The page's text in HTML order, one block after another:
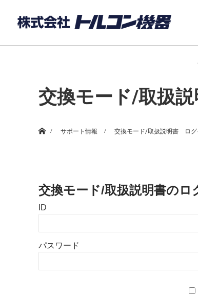
交換モード/取扱
サポート情報
交換モード/取扱説明書 ログ
交換モード/取扱説明書のロ
パスワード